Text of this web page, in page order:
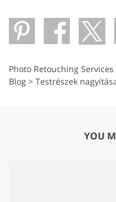
Photo Retouching Services
Blog > Testrészek
YOU